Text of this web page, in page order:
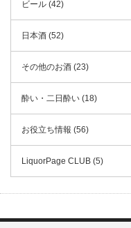
ビール (42)
日本酒 (52)
その他のお酒 (23)
酔い・二日酔い (18)
お役立ち情報 (56)
LiquorPage CLUB (5)